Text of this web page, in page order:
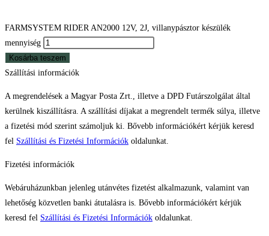
FARMSYSTEM RIDER AN2000 12V, 2J, villanypásztor készülék
mennyiség
Kosárba teszem
Szállítási információk
A megrendelések a Magyar Posta Zrt., illetve a DPD Futárszolgálat által
kerülnek kiszállításra. A szállítási díjakat a megrendelt termék súlya, illetve
a fizetési mód szerint számoljuk ki. Bővebb információkért kérjük keresd
fel Szállítási és Fizetési Információk oldalunkat.
Fizetési információk
Webáruházunkban jelenleg utánvétes fizetést alkalmazunk, valamint van
lehetőség közvetlen banki átutalásra is. Bővebb információkért kérjük
keresd fel Szállítási és Fizetési Információk oldalunkat.